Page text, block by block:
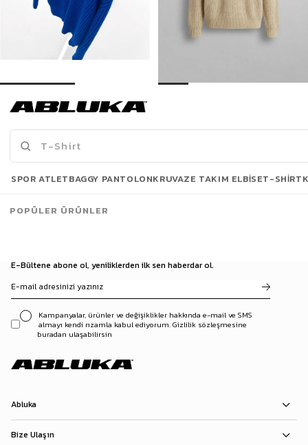
503,93 TL
719,90 TL
3 Al 2 Öde
Son Bakılanlar
E-Bültene abone ol, yeniliklerden ilk sen haberdar ol.
Kampanyalar, ürünler ve değişiklikler hakkında e-mail ve SMS
almayı kendi rızamla kabul ediyorum. Gizlilik sözleşmesine
buradan ulaşabilirsin
Abluka
Bize Ulaşın
SPOR ATLETBAGGY PANTOLONKRUVAZE TAKIM ELBISET-SHIRT
POPÜLER ÜRÜNLER